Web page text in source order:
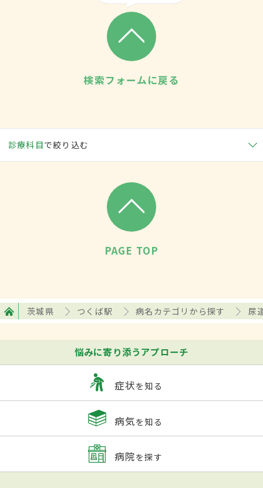
検索フォームに戻る
診療科目で絞り込む
PAGE TOP
茨城県 つくば駅 病名カテゴリから探す 尿
悩みに寄り添うアプローチ
症状を知る
病気を知る
病院を探す